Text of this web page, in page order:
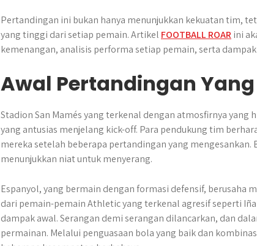
r
Pertandingan ini bukan hanya menunjukkan kekuatan tim,
yang tinggi dari setiap pemain. Artikel FOOTBALL ROAR ini
kemenangan, analisis performa setiap pemain, serta
Awal Pertandingan
Stadion San Mamés yang terkenal dengan atmosfirnya
yang antusias menjelang kick-off. Para pendukung tim
mereka setelah beberapa pertandingan yang
menunjukkan niat untuk menyerang.
Espanyol, yang bermain dengan formasi defensif, berusaha
dari pemain-pemain Athletic yang terkenal agresif seperti
dampak awal. Serangan demi serangan dilancarkan, dan
permainan. Melalui penguasaan bola yang baik dan